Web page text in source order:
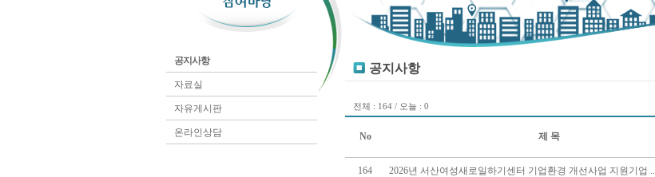
공지사항
자료실
자유게시판
온라인상담
공지사항
전체 : 164 / 오늘 : 0
No 제 목
164 2026년 서산여성새로일하기센터 기업환경 개선사업 지원기업 ..